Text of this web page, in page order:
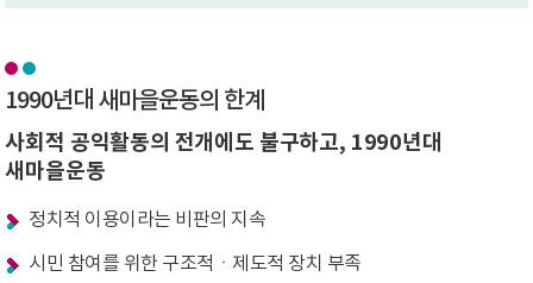
1990년대 새마을운동의 한계
사회적 공익활동의 전개에도 불구하고, 1990년대
새마을운동
정치적 이용이라는 비판의 지속
시민 참여를 위한 구조적ㆍ제도적 장치 부족